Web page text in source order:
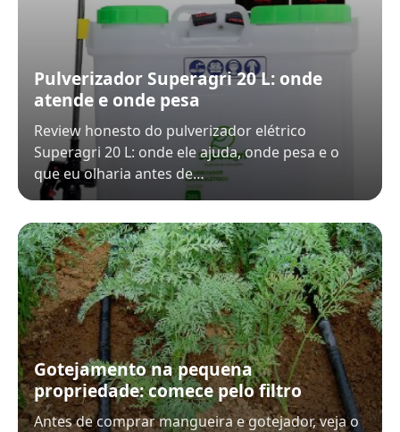
Pulverizador Superagri 20 L: onde
atende e onde pesa
Review honesto do pulverizador elétrico
Superagri 20 L: onde ele ajuda, onde pesa e o
que eu olharia antes de…
Gotejamento na pequena
propriedade: comece pelo filtro
Antes de comprar mangueira e gotejador, veja o